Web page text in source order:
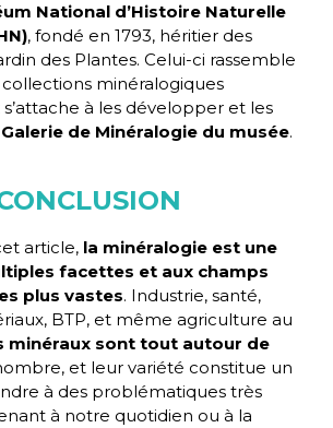
National d’Histoire Naturelle
, fondé en 1793, héritier des
des Plantes. Celui-ci rassemble
minéralogiques
à les développer et les
de Minéralogie du musée.
article, la minéralogie est une
facettes et aux champs
plus vastes. Industrie, santé,
BTP, et même agriculture au
minéraux sont tout autour de
et leur variété constitue un
à des problématiques très
à notre quotidien ou à la